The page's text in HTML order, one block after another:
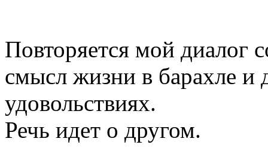
Повторяется мой диалог
смысл жизни в барахле и
удовольствиях.
Речь идет о другом.